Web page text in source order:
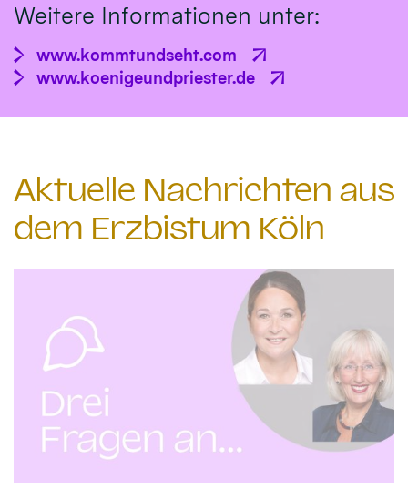
Weitere Informationen unter:
www.kommtundseht.com
www.koenigeundpriester.de
Aktuelle Nachrichten aus
dem Erzbistum Köln